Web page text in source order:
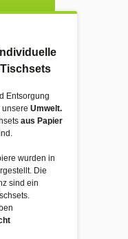
Entsorgung
unsere Umwelt.
aus Papier
wurden in
Die
sind ein